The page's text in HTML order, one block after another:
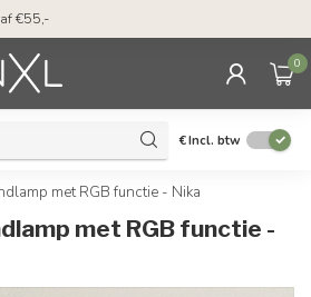
€55,-
0
€Incl. btw
met RGB functie - Nika
met RGB functie -